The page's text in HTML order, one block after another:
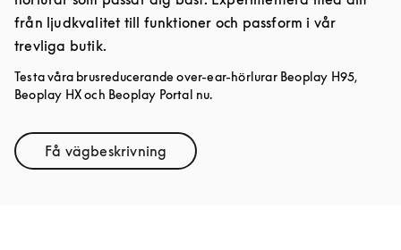
från ljudkvalitet till funktioner och passform i vår
trevliga butik.
Testa våra brusreducerande over-ear-hörlurar Beoplay H95,
Beoplay HX och Beoplay Portal nu.
Få vägbeskrivningLink Opens in New Tab